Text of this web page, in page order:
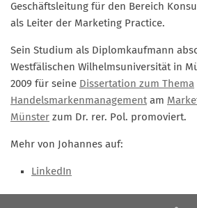
Geschäftsleitung für den Bereich
als Leiter der Marketing Practice.
Sein Studium als Diplomkaufmann
Westfälischen Wilhelmsuniversität in
2009 für seine Dissertation zum Thema
Handelsmarkenmanagement am
Münster zum Dr. rer. Pol. promoviert.
Mehr von Johannes auf:
LinkedIn